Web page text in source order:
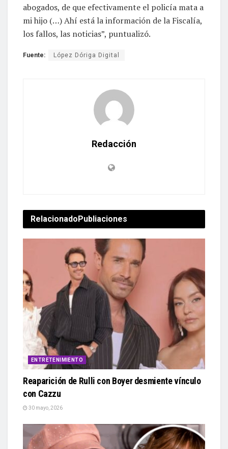
abogados, de que efectivamente el policía mata a
mi hijo (…) Ahí está la información de la Fiscalía,
los fallos, las noticias”, puntualizó.
Fuente: López Dóriga Digital
Redacción
RelacionadoPubliaciones
ENTRETENIMIENTO
Reaparición de Rulli con Boyer desmiente vínculo
con Cazzu
30 mayo, 2026